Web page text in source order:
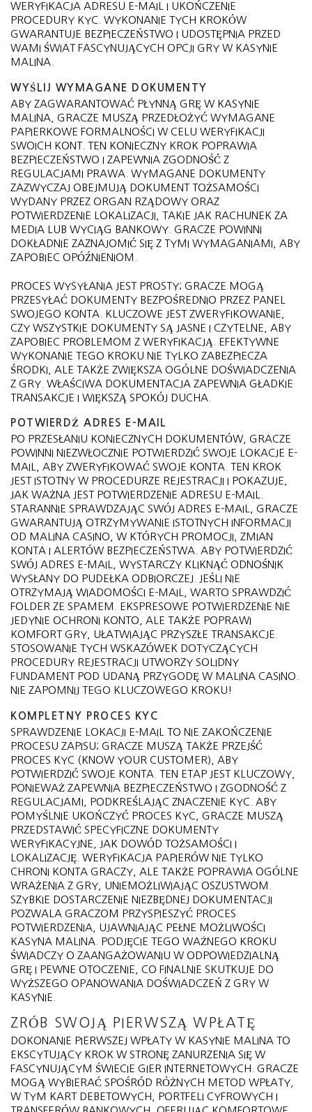
WERYFIKACJA ADRESU E-MAIL I UKOŃCZENIE
PROCEDURY KYC. WYKONANIE TYCH KROKÓW
GWARANTUJE BEZPIECZEŃSTWO I UDOSTĘPNIA PRZED
WAMI ŚWIAT FASCYNUJĄCYCH OPCJI GRY W KASYNIE
MALINA.
WYŚLIJ WYMAGANE DOKUMENTY
ABY ZAGWARANTOWAĆ PŁYNNĄ GRĘ W KASYNIE
MALINA, GRACZE MUSZĄ PRZEDŁOŻYĆ WYMAGANE
PAPIERKOWE FORMALNOŚCI W CELU WERYFIKACJI
SWOICH KONT. TEN KONIECZNY KROK POPRAWIA
BEZPIECZEŃSTWO I ZAPEWNIA ZGODNOŚĆ Z
REGULACJAMI PRAWA. WYMAGANE DOKUMENTY
ZAZWYCZAJ OBEJMUJĄ DOKUMENT TOŻSAMOŚCI
WYDANY PRZEZ ORGAN RZĄDOWY ORAZ
POTWIERDZENIE LOKALIZACJI, TAKIE JAK RACHUNEK ZA
MEDIA LUB WYCIĄG BANKOWY. GRACZE POWINNI
DOKŁADNIE ZAZNAJOMIĆ SIĘ Z TYMI WYMAGANIAMI, ABY
ZAPOBIEC OPÓŹNIENIOM.
PROCES WYSYŁANIA JEST PROSTY; GRACZE MOGĄ
PRZESYŁAĆ DOKUMENTY BEZPOŚREDNIO PRZEZ PANEL
SWOJEGO KONTA. KLUCZOWE JEST ZWERYFIKOWANIE,
CZY WSZYSTKIE DOKUMENTY SĄ JASNE I CZYTELNE, ABY
ZAPOBIEC PROBLEMOM Z WERYFIKACJĄ. EFEKTYWNE
WYKONANIE TEGO KROKU NIE TYLKO ZABEZPIECZA
ŚRODKI, ALE TAKŻE ZWIĘKSZA OGÓLNE DOŚWIADCZENIA
Z GRY. WŁAŚCIWA DOKUMENTACJA ZAPEWNIA GŁADKIE
TRANSAKCJE I WIĘKSZĄ SPOKÓJ DUCHA.
POTWIERDŹ ADRES E-MAIL
PO PRZESŁANIU KONIECZNYCH DOKUMENTÓW, GRACZE
POWINNI NIEZWŁOCZNIE POTWIERDZIĆ SWOJE LOKACJE E-
MAIL, ABY ZWERYFIKOWAĆ SWOJE KONTA. TEN KROK
JEST ISTOTNY W PROCEDURZE REJESTRACJI I POKAZUJE,
JAK WAŻNA JEST POTWIERDZENIE ADRESU E-MAIL.
STARANNIE SPRAWDZAJĄC SWÓJ ADRES E-MAIL, GRACZE
GWARANTUJĄ OTRZYMYWANIE ISTOTNYCH INFORMACJI
OD MALINA CASINO, W KTÓRYCH PROMOCJI, ZMIAN
KONTA I ALERTÓW BEZPIECZEŃSTWA. ABY POTWIERDZIĆ
SWÓJ ADRES E-MAIL, WYSTARCZY KLIKNĄĆ ODNOŚNIK
WYSŁANY DO PUDEŁKA ODBIORCZEJ. JEŚLI NIE
OTRZYMAJĄ WIADOMOŚCI E-MAIL, WARTO SPRAWDZIĆ
FOLDER ZE SPAMEM. EKSPRESOWE POTWIERDZENIE NIE
JEDYNIE OCHRONI KONTO, ALE TAKŻE POPRAWI
KOMFORT GRY, UŁATWIAJĄC PRZYSZŁE TRANSAKCJE.
STOSOWANIE TYCH WSKAZÓWEK DOTYCZĄCYCH
PROCEDURY REJESTRACJI UTWORZY SOLIDNY
FUNDAMENT POD UDANĄ PRZYGODĘ W MALINA CASINO.
NIE ZAPOMNIJ TEGO KLUCZOWEGO KROKU!
KOMPLETNY PROCES KYC
SPRAWDZENIE LOKACJI E-MAIL TO NIE ZAKOŃCZENIE
PROCESU ZAPISU; GRACZE MUSZĄ TAKŻE PRZEJŚĆ
PROCES KYC (KNOW YOUR CUSTOMER), ABY
POTWIERDZIĆ SWOJE KONTA. TEN ETAP JEST KLUCZOWY,
PONIEWAŻ ZAPEWNIA BEZPIECZEŃSTWO I ZGODNOŚĆ Z
REGULACJAMI, PODKREŚLAJĄC ZNACZENIE KYC. ABY
POMYŚLNIE UKOŃCZYĆ PROCES KYC, GRACZE MUSZĄ
PRZEDSTAWIĆ SPECYFICZNE DOKUMENTY
WERYFIKACYJNE, JAK DOWÓD TOŻSAMOŚCI I
LOKALIZACJĘ. WERYFIKACJA PAPIERÓW NIE TYLKO
CHRONI KONTA GRACZY, ALE TAKŻE POPRAWIA OGÓLNE
WRAŻENIA Z GRY, UNIEMOŻLIWIAJĄC OSZUSTWOM.
SZYBKIE DOSTARCZENIE NIEZBĘDNEJ DOKUMENTACJI
POZWALA GRACZOM PRZYSPIESZYĆ PROCES
POTWIERDZENIA, UJAWNIAJĄC PEŁNE MOŻLIWOŚCI
KASYNA MALINA. PODJĘCIE TEGO WAŻNEGO KROKU
ŚWIADCZY O ZAANGAŻOWANIU W ODPOWIEDZIALNĄ
GRĘ I PEWNE OTOCZENIE, CO FINALNIE SKUTKUJE DO
WYŻSZEGO OPANOWANIA DOŚWIADCZEŃ Z GRY W
KASYNIE.
ZRÓB SWOJĄ PIERWSZĄ WPŁATĘ
DOKONANIE PIERWSZEJ WPŁATY W KASYNIE MALINA TO
EKSCYTUJĄCY KROK W STRONĘ ZANURZENIA SIĘ W
FASCYNUJĄCYM ŚWIECIE GIER INTERNETOWYCH. GRACZE
MOGĄ WYBIERAĆ SPOŚRÓD RÓŻNYCH METOD WPŁATY,
W TYM KART DEBETOWYCH, PORTFELI CYFROWYCH I